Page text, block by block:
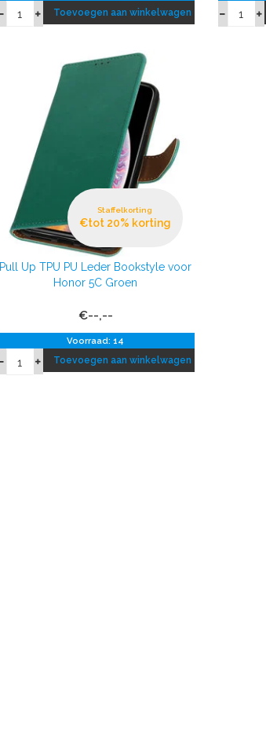
Toevoegen aan winkelwagen
Staffelkorting
€tot 20% korting
Pull Up TPU PU Leder Bookstyle voor
Honor 5C Groen
€--,--
Voorraad: 14
Toevoegen aan winkelwagen